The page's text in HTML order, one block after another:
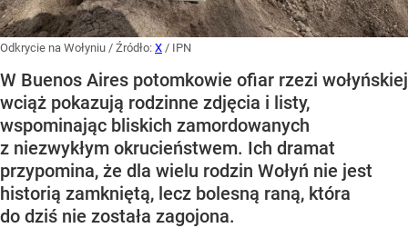
Odkrycie na Wołyniu / Źródło: X / IPN
W Buenos Aires potomkowie ofiar rzezi wołyńskiej
wciąż pokazują rodzinne zdjęcia i listy,
wspominając bliskich zamordowanych
z niezwykłym okrucieństwem. Ich dramat
przypomina, że dla wielu rodzin Wołyń nie jest
historią zamkniętą, lecz bolesną raną, która
do dziś nie została zagojona.